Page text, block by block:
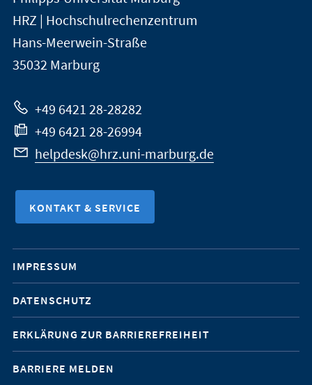
und
Informationen
zur
Website
der
Universität
Marburg
HRZ | Hochschulrechenzentrum
Hans-Meerwein-Straße
35032 Marburg
+49 6421 28-28282
+49 6421 28-26994
helpdesk@hrz.uni-marburg.de
KONTAKT & SERVICE
Mobile-
Service-
Navigation
IMPRESSUM
DATENSCHUTZ
ERKLÄRUNG ZUR BARRIEREFREIHEIT
BARRIERE MELDEN